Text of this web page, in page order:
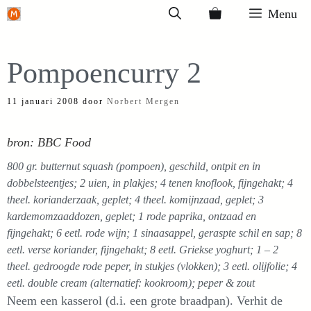
Ga
inhoud
Menu
Pompoencurry 2
11 januari 2008 door Norbert Mergen
bron: BBC Food
800 gr. butternut squash (pompoen), geschild, ontpit en in
dobbelsteentjes; 2 uien, in plakjes; 4 tenen knoflook, fijngehakt; 4
theel. korianderzaak, geplet; 4 theel. komijnzaad, geplet; 3
kardemomzaaddozen, geplet; 1 rode paprika, ontzaad en
fijngehakt; 6 eetl. rode wijn; 1 sinaasappel, geraspte schil en sap; 8
eetl. verse koriander, fijngehakt; 8 eetl. Griekse yoghurt; 1 – 2
theel. gedroogde rode peper, in stukjes (vlokken); 3 eetl. olijfolie; 4
eetl. double cream (alternatief: kookroom); peper & zout
Neem een kasserol (d.i. een grote braadpan). Verhit de